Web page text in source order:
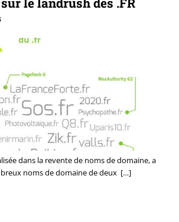
dans la revente de noms de domaine, a
noms de domaine de deux […]